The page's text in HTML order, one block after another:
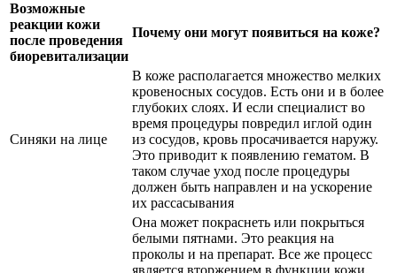
Возможные
реакции кожи
после проведения
биоревитализации
Почему они могут появиться на коже?
Синяки на лице
В коже располагается множество мелких
кровеносных сосудов. Есть они и в более
глубоких слоях. И если специалист во
время процедуры повредил иглой один
из сосудов, кровь просачивается наружу.
Это приводит к появлению гематом. В
таком случае уход после процедуры
должен быть направлен и на ускорение
их рассасывания
Она может покраснеть или покрыться
белыми пятнами. Это реакция на
проколы и на препарат. Все же процесс